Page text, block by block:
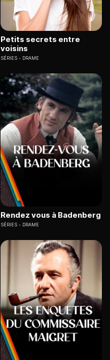
Petits secrets entre
voisins
SÉRIES DRAME
Rendez vous à Badenberg
SÉRIES DRAME